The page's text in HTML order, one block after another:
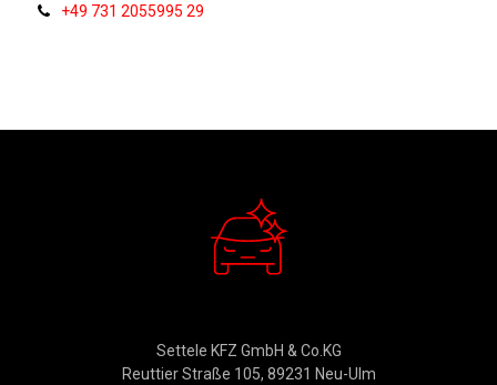
+49 731 2055995 29
Settele KFZ GmbH & Co.KG
Reuttier Straße 105, 89231 Neu-Ulm